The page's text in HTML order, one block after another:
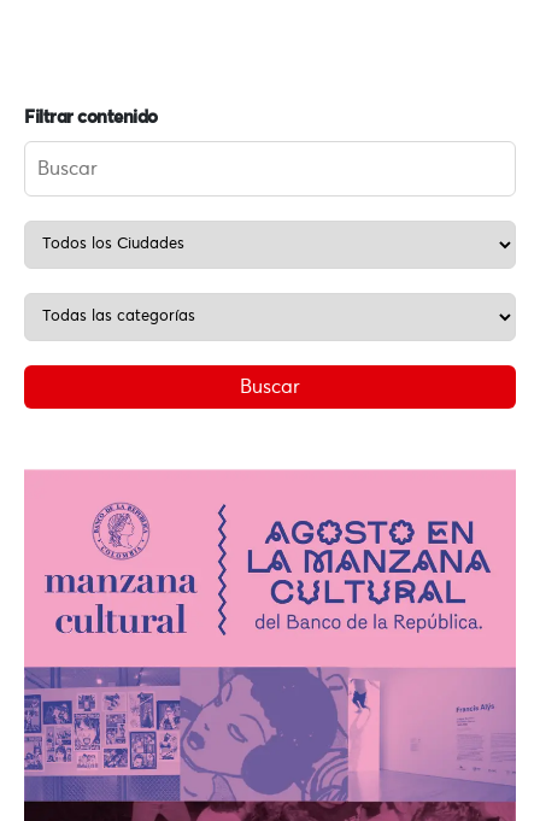
Filtrar contenido